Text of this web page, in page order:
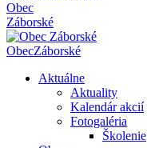
Obec
Záborské
ObecZáborské
Aktuálne
Aktuality
Kalendár akcií
Fotogaléria
Školenie